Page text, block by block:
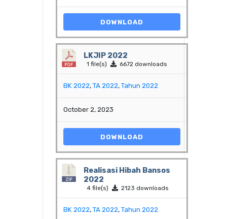
DOWNLOAD
LKJIP 2022
1 file(s) 6672 downloads
BK 2022, TA 2022, Tahun 2022
October 2, 2023
DOWNLOAD
Realisasi Hibah Bansos
2022
4 file(s) 2123 downloads
BK 2022, TA 2022, Tahun 2022